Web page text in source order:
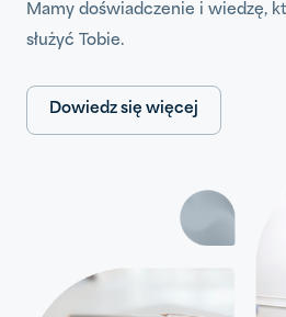
Mamy doświadczenie i wiedzę,
służyć Tobie.
Dowiedz się więcej